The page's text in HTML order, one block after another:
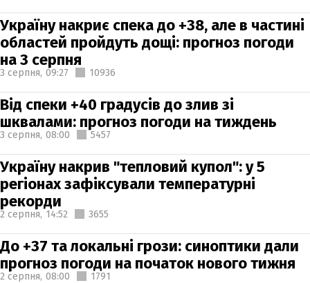
Україну накриє спека до +38, але в частині
областей пройдуть дощі: прогноз погоди
на 3 серпня
3 серпня, 09:27 10936
Від спеки +40 градусів до злив зі
шквалами: прогноз погоди на тиждень
3 серпня, 08:00 5457
Україну накрив "тепловий купол": у 5
регіонах зафіксували температурні
рекорди
2 серпня, 14:52 3655
До +37 та локальні грози: синоптики дали
прогноз погоди на початок нового тижня
2 серпня, 08:00 1791